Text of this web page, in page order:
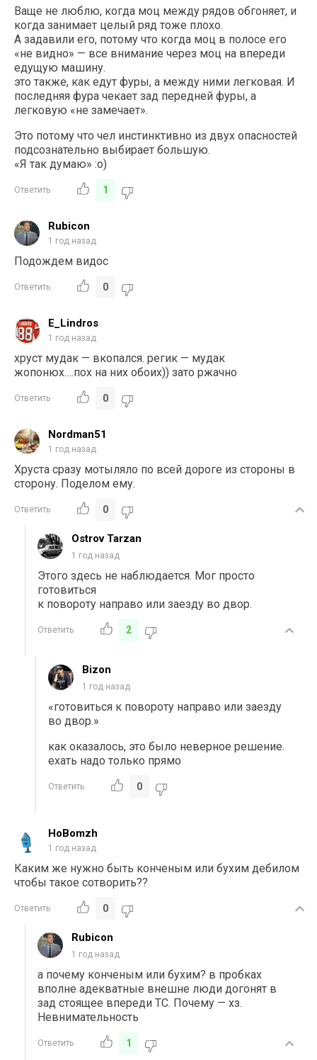
Ваще не люблю, когда моц между рядов обгоняет, и
когда занимает целый ряд тоже плохо.
А задавили его, потому что когда моц в полосе его
«не видно» — все внимание через моц на впереди
едущую машину.
это также, как едут фуры, а между ними легковая. И
последняя фура чекает зад передней фуры, а
легковую «не замечает».
Это потому что чел инстинктивно из двух опасностей
подсознательно выбирает большую.
«Я так думаю» :о)
Ответить 1
Rubicon
1 год назад
Подождем видос
Ответить 0
E_Lindros
1 год назад
хруст мудак — вкопался. регик — мудак
жопонюх….пох на них обоих)) зато ржачно
Ответить 0
Nordman51
1 год назад
Хруста сразу мотыляло по всей дороге из стороны в
сторону. Поделом ему.
Ответить 0
Ostrov Tarzan
1 год назад
Этого здесь не наблюдается. Мог просто
готовиться
к повороту направо или заезду во двор.
Ответить 2
Bizon
1 год назад
«готовиться к повороту направо или заезду
во двор.»
как оказалось, это было неверное решение.
ехать надо только прямо
Ответить 0
HoBomzh
1 год назад
Каким же нужно быть конченым или бухим дебилом
чтобы такое сотворить??
Ответить 0
Rubicon
1 год назад
а почему конченым или бухим? в пробках
вполне адекватные внешне люди догонят в
зад стоящее впереди ТС. Почему — хз.
Невнимательность
Ответить 1